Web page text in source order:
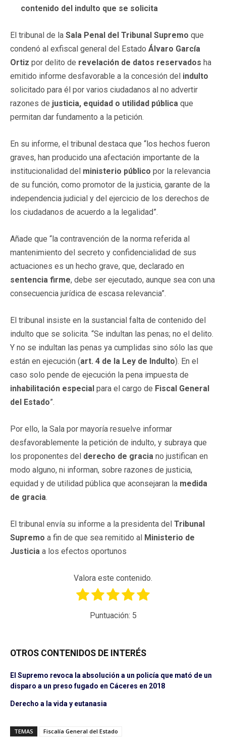
contenido del indulto que se solicita
El tribunal de la Sala Penal del Tribunal Supremo que
condenó al exfiscal general del Estado Álvaro García
Ortiz por delito de revelación de datos reservados ha
emitido informe desfavorable a la concesión del indulto
solicitado para él por varios ciudadanos al no advertir
razones de justicia, equidad o utilidad pública que
permitan dar fundamento a la petición.
En su informe, el tribunal destaca que “los hechos fueron
graves, han producido una afectación importante de la
institucionalidad del ministerio público por la relevancia
de su función, como promotor de la justicia, garante de la
independencia judicial y del ejercicio de los derechos de
los ciudadanos de acuerdo a la legalidad”.
Añade que “la contravención de la norma referida al
mantenimiento del secreto y confidencialidad de sus
actuaciones es un hecho grave, que, declarado en
sentencia firme, debe ser ejecutado, aunque sea con una
consecuencia jurídica de escasa relevancia”.
El tribunal insiste en la sustancial falta de contenido del
indulto que se solicita. “Se indultan las penas; no el delito.
Y no se indultan las penas ya cumplidas sino sólo las que
están en ejecución (art. 4 de la Ley de Indulto). En el
caso solo pende de ejecución la pena impuesta de
inhabilitación especial para el cargo de Fiscal General
del Estado”.
Por ello, la Sala por mayoría resuelve informar
desfavorablemente la petición de indulto, y subraya que
los proponentes del derecho de gracia no justifican en
modo alguno, ni informan, sobre razones de justicia,
equidad y de utilidad pública que aconsejaran la medida
de gracia.
El tribunal envía su informe a la presidenta del Tribunal
Supremo a fin de que sea remitido al Ministerio de
Justicia a los efectos oportunos
Valora este contenido.
Puntuación: 5
OTROS CONTENIDOS DE INTERÉS
El Supremo revoca la absolución a un policía que mató de un
disparo a un preso fugado en Cáceres en 2018
Derecho a la vida y eutanasia
TEMAS Fiscalía General del Estado